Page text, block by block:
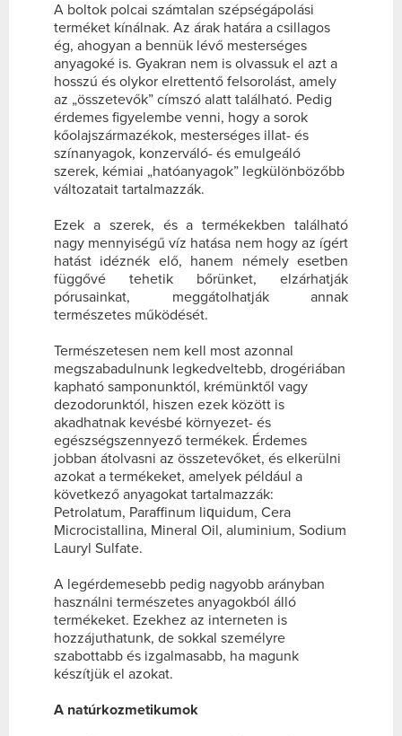
A boltok polcai számtalan szépségápolási
terméket kínálnak. Az árak határa a csillagos
ég, ahogyan a bennük lévő mesterséges
anyagoké is. Gyakran nem is olvassuk el azt a
hosszú és olykor elrettentő felsorolást, amely
az „összetevők” címszó alatt található. Pedig
érdemes figyelembe venni, hogy a sorok
kőolajszármazékok, mesterséges illat- és
színanyagok, konzerváló- és emulgeáló
szerek, kémiai „hatóanyagok” legkülönbözőbb
változatait tartalmazzák.
Ezek a szerek, és a termékekben található
nagy mennyiségű víz hatása nem hogy az ígért
hatást idéznék elő, hanem némely esetben
függővé tehetik bőrünket, elzárhatják
pórusainkat, meggátolhatják annak
természetes működését.
Természetesen nem kell most azonnal
megszabadulnunk legkedveltebb, drogériában
kapható samponunktól, krémünktől vagy
dezodorunktól, hiszen ezek között is
akadhatnak kevésbé környezet- és
egészségszennyező termékek. Érdemes
jobban átolvasni az összetevőket, és elkerülni
azokat a termékeket, amelyek például a
következő anyagokat tartalmazzák:
Petrolatum, Paraffinum liquidum, Cera
Microcistallina, Mineral Oil, aluminium, Sodium
Lauryl Sulfate.
A legérdemesebb pedig nagyobb arányban
használni természetes anyagokból álló
termékeket. Ezekhez az interneten is
hozzájuthatunk, de sokkal személyre
szabottabb és izgalmasabb, ha magunk
készítjük el azokat.
A natúrkozmetikumok